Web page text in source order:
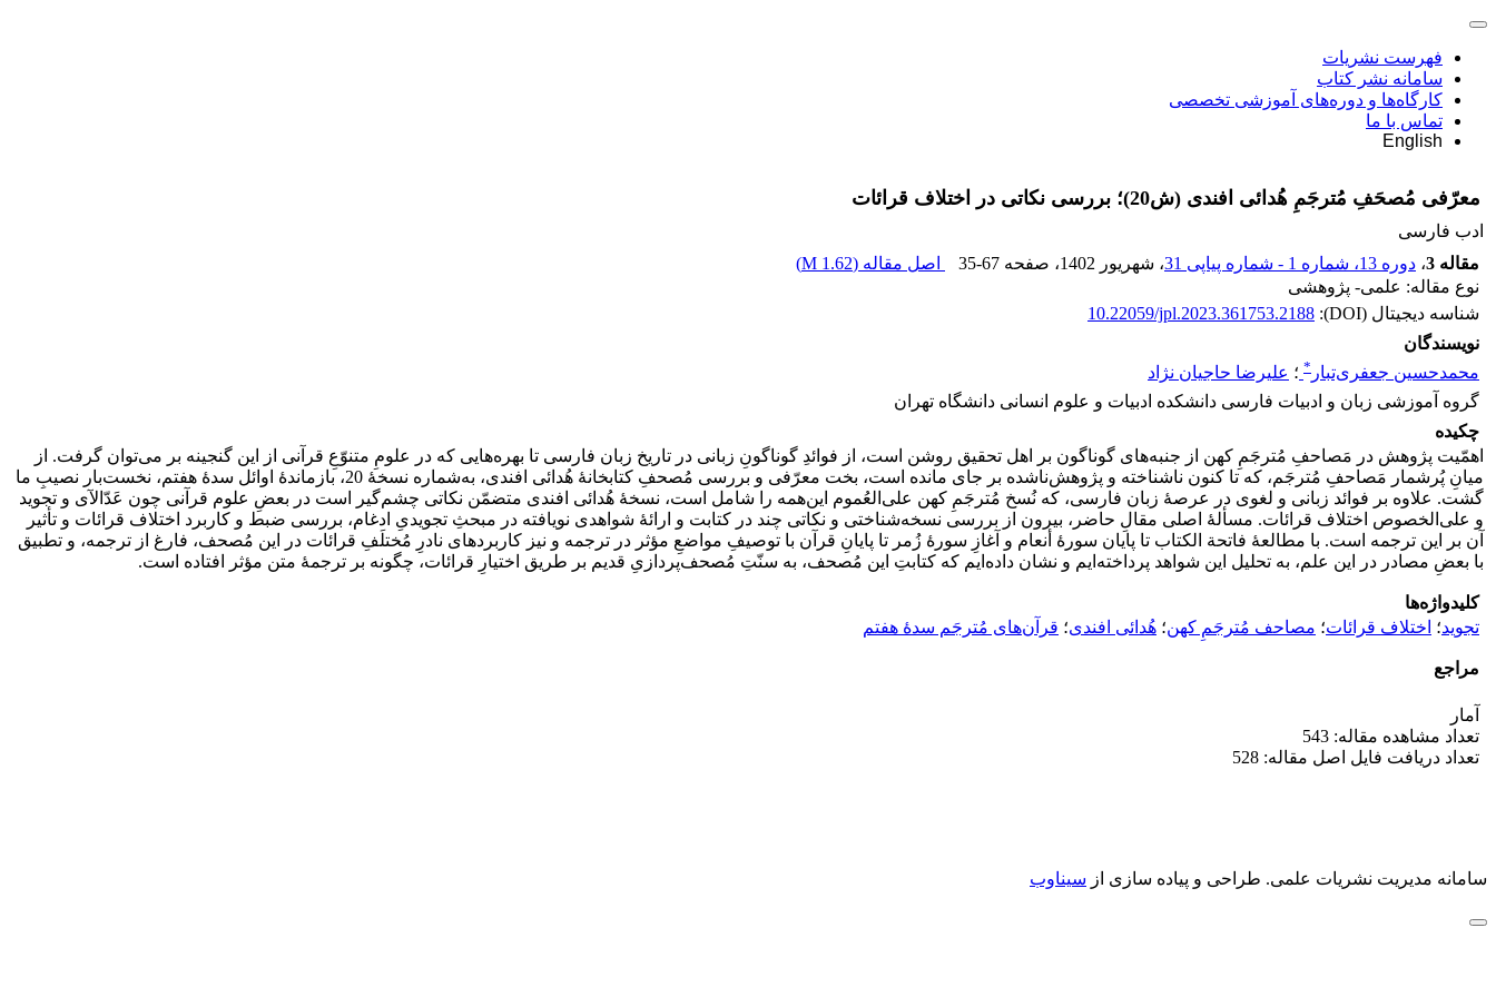
فهرست نشریات
سامانه نشر کتاب
کارگاه‌ها و دوره‌های آموزشی تخصصی
تماس با ما
English
معرّفی مُصحَفِ مُترجَمِ هُدائی افندی (ش20)؛ بررسی نکاتی در اختلاف قرائات
ادب فارسی
مقاله 3
، دوره 13، شماره 1 - شماره پیاپی 31 ، شهریور 1402 ، صفحه 35-67 اصل مقاله (1.62 M
)
نوع مقاله: علمی- پژوهشی
شناسه دیجیتال (DOI):
10.22059/jpl.2023.361753.2188
نویسندگان
محمدحسین جعفری‌تبار * ؛ علیرضا حاجیان نژاد
گروه آموزشی زبان و ادبیات فارسی دانشکده ادبیات و علوم انسانی دانشگاه تهران
چکیده
اهمّیت پژوهش در مَصاحفِ مُترجَمِ کهن از جنبه‌های گوناگون بر اهل تحقیق روشن است، از فوائدِ گوناگونِ زبانی در تاریخ زبان فارسی تا بهره‌هایی که در علومِ متنوّعِ قرآنی از این گنجینه بر می‌توان گرفت. از
میانِ پُر‌شمار مَصاحفِ مُترجَم، که تا کنون ناشناخته و پژوهش‌ناشده بر جای مانده است، بخت معرّفی و بررسی مُصحفِ کتابخانۀ هُدائی افندی، به‌شماره نسخۀ 20، بازماندۀ اوائل سدۀ هفتم، نخست‌بار نصیبِ ما
گشت. علاوه بر فوائد زبانی و لغوی در عرصۀ زبان فارسی، که نُسخ مُترجَمِ کهن علی‌العُموم این‌همه را شامل است، نسخۀ هُدائی افندی متضمّن نکاتی چشم‌گیر است در بعضِ علوم قرآنی چون عَدّالآی و تجوید
و علی‌الخصوص اختلاف قرائات. مسألۀ اصلی مقالِ حاضر، بیرون از بررسی نسخه‌شناختی و نکاتی چند در کتابت و ارائۀ شواهدی نویافته در مبحثِ تجویدیِ ادغام، بررسی ضبط و کاربرد اختلاف قرائات و تأثیر
آن بر این ترجمه است. با مطالعۀ فاتحة الکتاب تا پایان سورۀ أنعام و آغازِ سورۀ زُمر تا پایانِ قرآن با توصیفِ مواضعِ مؤثر در ترجمه و نیز کاربردهای نادرِ مُختلَفِ قرائات در این مُصحف، فارغ از ترجمه، و تطبیق
با بعضِ مصادر در این علم، به تحلیل این شواهد پرداخته‌ایم و نشان داده‌ایم که کتابتِ این مُصحف، به سنّتِ مُصحف‌پردازیِ قدیم بر طریق اختیارِ قرائات، چگونه بر ترجمۀ متن مؤثر افتاده است.
کلیدواژه‌ها
تجوید؛ اختلاف قرائات؛ مصاحف مُترجَمِ کهن؛ هُدائی افندی؛ قرآن‌های مُترجَم سدۀ هفتم
مراجع
آمار
تعداد مشاهده مقاله: 543
تعداد دریافت فایل اصل مقاله: 528
سامانه مدیریت نشریات علمی. طراحی و پیاده سازی از سیناوب